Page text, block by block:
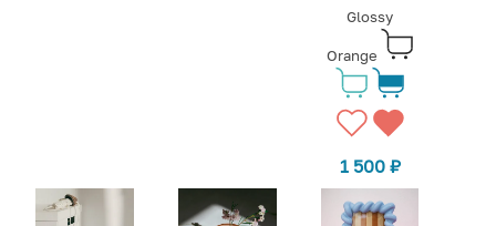
Glossy
Orange
1 500 ₽